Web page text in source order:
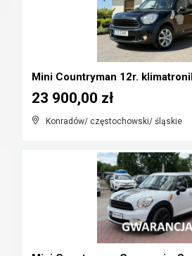
Konradów/ częstochowski/ śląskie
23 900,00 zł